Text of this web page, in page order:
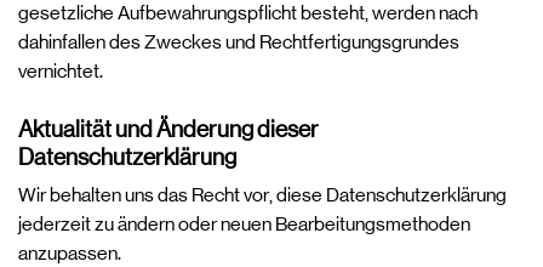
gesetzliche Aufbewahrungspflicht besteht, werden nach
dahinfallen des Zweckes und Rechtfertigungsgrundes
vernichtet.
Aktualität und Änderung dieser
Datenschutzerklärung
Wir behalten uns das Recht vor, diese Datenschutzerklärung
jederzeit zu ändern oder neuen Bearbeitungsmethoden
anzupassen.